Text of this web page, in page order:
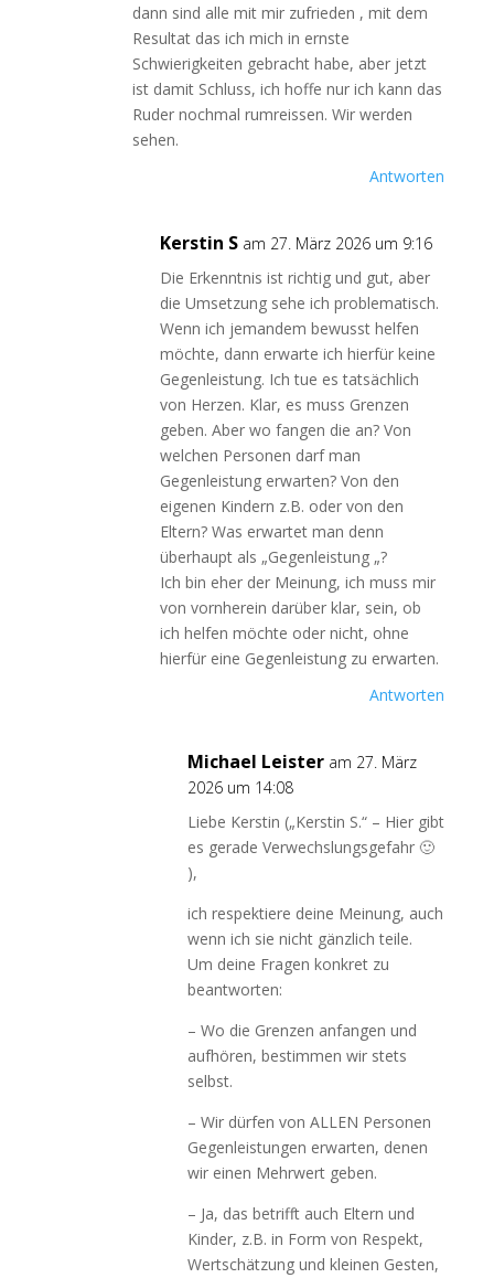
dann sind alle mit mir zufrieden , mit dem
Resultat das ich mich in ernste
Schwierigkeiten gebracht habe, aber jetzt
ist damit Schluss, ich hoffe nur ich kann das
Ruder nochmal rumreissen. Wir werden
sehen.
Antworten
Kerstin S am 27. März 2026 um 9:16
Die Erkenntnis ist richtig und gut, aber
die Umsetzung sehe ich problematisch.
Wenn ich jemandem bewusst helfen
möchte, dann erwarte ich hierfür keine
Gegenleistung. Ich tue es tatsächlich
von Herzen. Klar, es muss Grenzen
geben. Aber wo fangen die an? Von
welchen Personen darf man
Gegenleistung erwarten? Von den
eigenen Kindern z.B. oder von den
Eltern? Was erwartet man denn
überhaupt als „Gegenleistung „?
Ich bin eher der Meinung, ich muss mir
von vornherein darüber klar, sein, ob
ich helfen möchte oder nicht, ohne
hierfür eine Gegenleistung zu erwarten.
Antworten
Michael Leister am 27. März
2026 um 14:08
Liebe Kerstin („Kerstin S.“ – Hier gibt
es gerade Verwechslungsgefahr 🙂
),
ich respektiere deine Meinung, auch
wenn ich sie nicht gänzlich teile.
Um deine Fragen konkret zu
beantworten:
– Wo die Grenzen anfangen und
aufhören, bestimmen wir stets
selbst.
– Wir dürfen von ALLEN Personen
Gegenleistungen erwarten, denen
wir einen Mehrwert geben.
– Ja, das betrifft auch Eltern und
Kinder, z.B. in Form von Respekt,
Wertschätzung und kleinen Gesten,